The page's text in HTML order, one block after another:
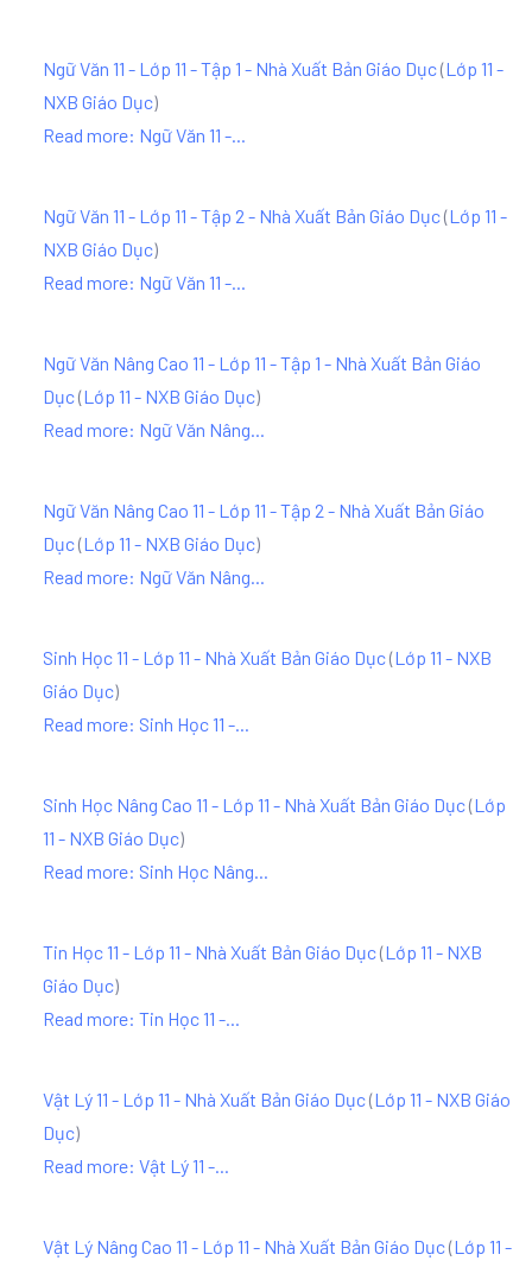
Ngữ Văn 11 - Lớp 11 - Tập 1 - Nhà Xuất Bản Giáo Dục(Lớp 11 -
NXB Giáo Dục)
Read more: Ngữ Văn 11 -...
Ngữ Văn 11 - Lớp 11 - Tập 2 - Nhà Xuất Bản Giáo Dục(Lớp 11 -
NXB Giáo Dục)
Read more: Ngữ Văn 11 -...
Ngữ Văn Nâng Cao 11 - Lớp 11 - Tập 1 - Nhà Xuất Bản Giáo
Dục(Lớp 11 - NXB Giáo Dục)
Read more: Ngữ Văn Nâng...
Ngữ Văn Nâng Cao 11 - Lớp 11 - Tập 2 - Nhà Xuất Bản Giáo
Dục(Lớp 11 - NXB Giáo Dục)
Read more: Ngữ Văn Nâng...
Sinh Học 11 - Lớp 11 - Nhà Xuất Bản Giáo Dục(Lớp 11 - NXB
Giáo Dục)
Read more: Sinh Học 11 -...
Sinh Học Nâng Cao 11 - Lớp 11 - Nhà Xuất Bản Giáo Dục(Lớp
11 - NXB Giáo Dục)
Read more: Sinh Học Nâng...
Tin Học 11 - Lớp 11 - Nhà Xuất Bản Giáo Dục(Lớp 11 - NXB
Giáo Dục)
Read more: Tin Học 11 -...
Vật Lý 11 - Lớp 11 - Nhà Xuất Bản Giáo Dục(Lớp 11 - NXB Giáo
Dục)
Read more: Vật Lý 11 -...
Vật Lý Nâng Cao 11 - Lớp 11 - Nhà Xuất Bản Giáo Dục(Lớp 11 -